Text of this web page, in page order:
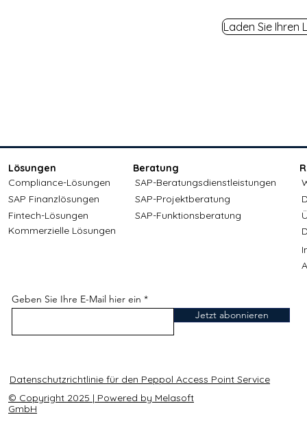
Laden Sie Ihren
Lösungen
Compliance-Lösungen
SAP Finanzlösungen
Fintech-Lösungen
Beratung
SAP-Beratungsdienstleistungen
SAP-Projektberatung
SAP-Funktionsberatung
Kommerzielle Lösungen
Geben Sie Ihre E-Mail hier ein
Jetzt abonnieren
Datenschutzrichtlinie für den Peppol Access Point Service
© Copyright 2025 | Powered by Melasoft
GmbH